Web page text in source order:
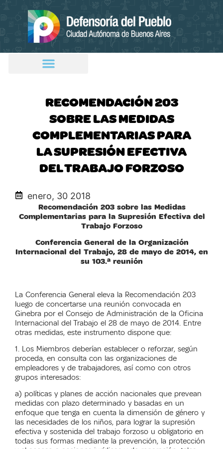
RECOMENDACIÓN 203
SOBRE LAS MEDIDAS
COMPLEMENTARIAS PARA
LA SUPRESIÓN EFECTIVA
DEL TRABAJO FORZOSO
enero, 30 2018
Recomendación 203 sobre las Medidas
Complementarias para la Supresión Efectiva del
Trabajo Forzoso
Conferencia General de la Organización
Internacional del Trabajo, 28 de mayo de 2014, en
su 103.ª reunión
La Conferencia General eleva la Recomendación 203
luego de concertarse una reunión convocada en
Ginebra por el Consejo de Administración de la Oficina
Internacional del Trabajo el 28 de mayo de 2014. Entre
otras medidas, este instrumento dispone que:
1. Los Miembros deberían establecer o reforzar, según
proceda, en consulta con las organizaciones de
empleadores y de trabajadores, así como con otros
grupos interesados:
a) políticas y planes de acción nacionales que prevean
medidas con plazo determinado y basadas en un
enfoque que tenga en cuenta la dimensión de género y
las necesidades de los niños, para lograr la supresión
efectiva y sostenida del trabajo forzoso u obligatorio en
todas sus formas mediante la prevención, la protección